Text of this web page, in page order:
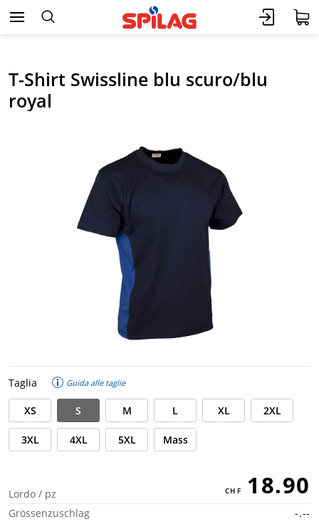
T-Shirt Swissline blu scuro/blu
royal
Taglia Guida alle taglie
XS S M L XL 2XL
3XL 4XL 5XL Mass
Lordo / pz 18.90
Grössenzuschlag -.--